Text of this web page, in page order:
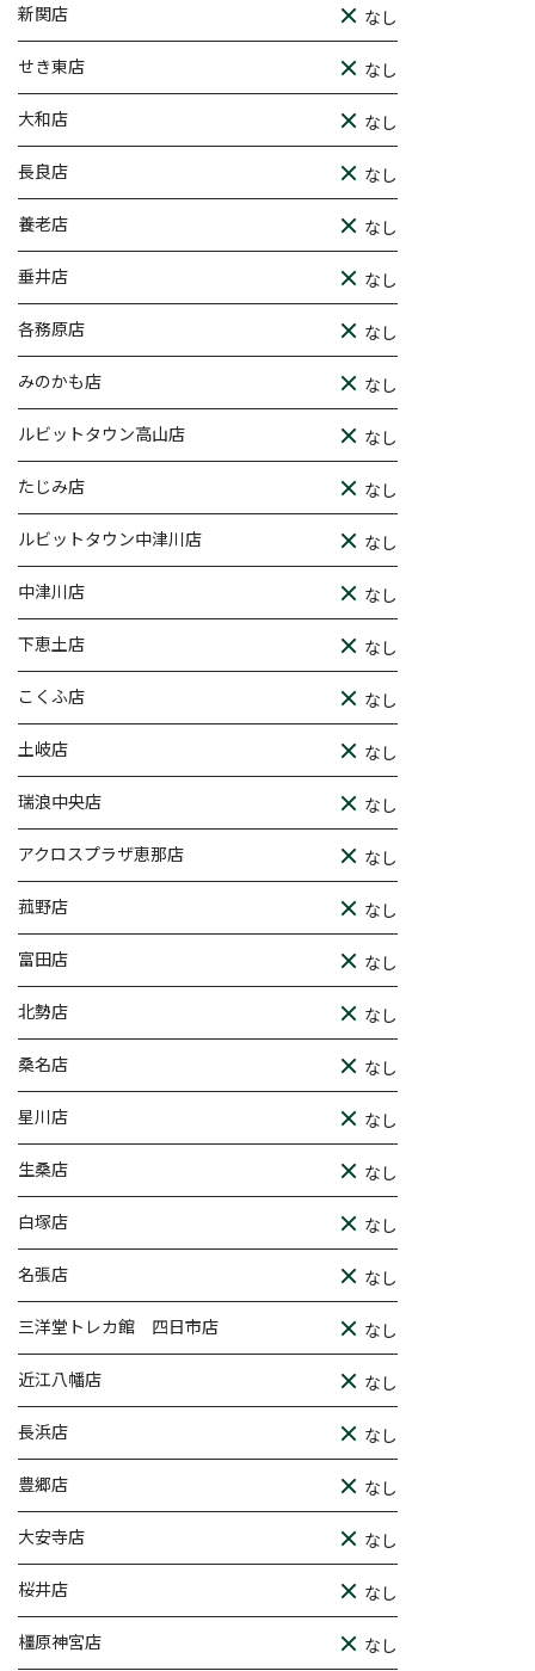
新関店 なし
せき東店 なし
大和店 なし
長良店 なし
養老店 なし
垂井店 なし
各務原店 なし
みのかも店 なし
ルビットタウン高山店 なし
たじみ店 なし
ルビットタウン中津川店 なし
中津川店 なし
下恵土店 なし
こくふ店 なし
土岐店 なし
瑞浪中央店 なし
アクロスプラザ恵那店 なし
菰野店 なし
富田店 なし
北勢店 なし
桑名店 なし
星川店 なし
生桑店 なし
白塚店 なし
名張店 なし
三洋堂トレカ館 四日市店 なし
近江八幡店 なし
長浜店 なし
豊郷店 なし
大安寺店 なし
桜井店 なし
橿原神宮店 なし